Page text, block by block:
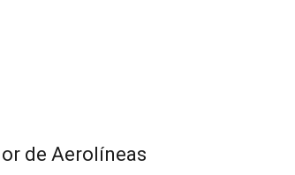
de Aerolíneas